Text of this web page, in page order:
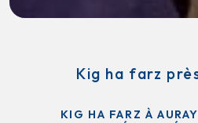
Kig ha farz
KIG HA FARZ À